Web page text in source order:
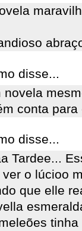
disse...
novela
conta para
disse...
Tardee...
ver o lúcioo
que elle